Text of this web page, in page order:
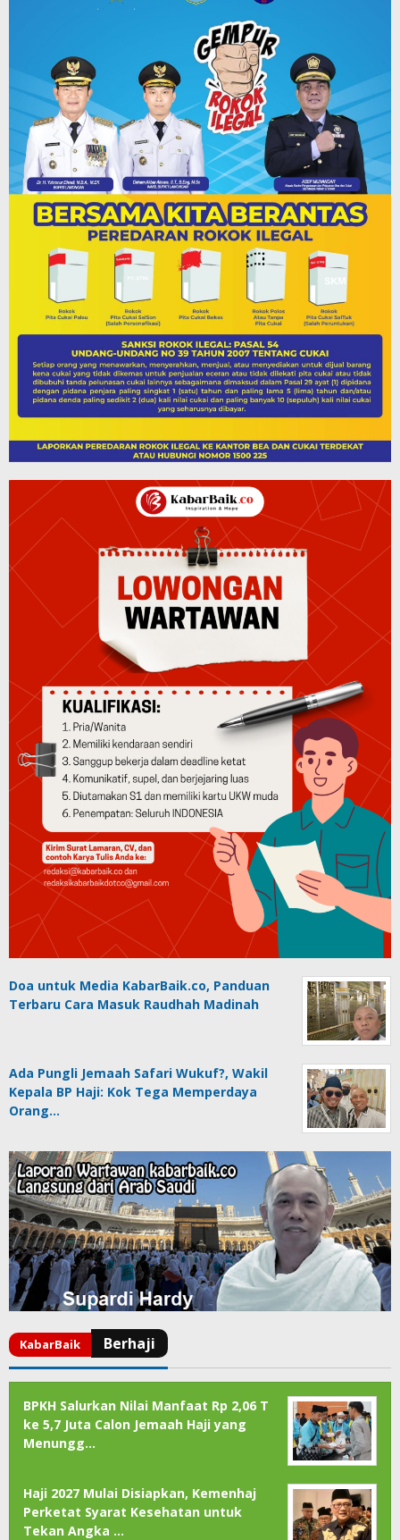
Doa untuk Media KabarBaik.co, Panduan
Terbaru Cara Masuk Raudhah Madinah
Ada Pungli Jemaah Safari Wukuf?, Wakil
Kepala BP Haji: Kok Tega Memperdaya
Orang…
BPKH Salurkan Nilai Manfaat Rp 2,06 T
ke 5,7 Juta Calon Jemaah Haji yang
Menungg…
Haji 2027 Mulai Disiapkan, Kemenhaj
Perketat Syarat Kesehatan untuk
Tekan Angka …